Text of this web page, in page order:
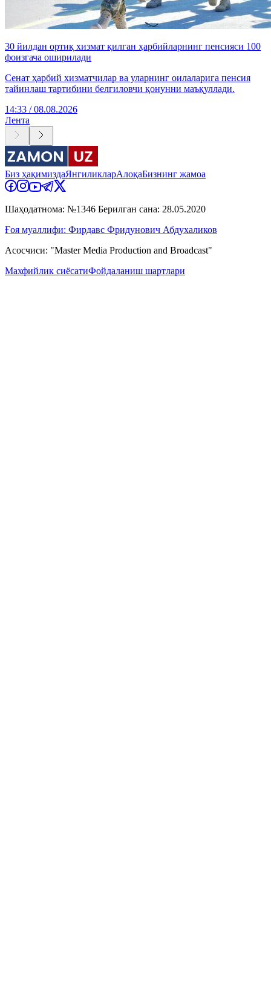
30 йилдан ортиқ хизмат қилган ҳарбийларнинг пенсияси 100
фоизгача оширилади
Сенат ҳарбий хизматчилар ва уларнинг оилаларига пенсия
тайинлаш тартибини белгиловчи қонунни маъқуллади.
14:33 / 08.08.2026
Лента
Биз ҳақимиздаЯнгиликларАлоқаБизнинг жамоа
Шаҳодатнома: №1346 Берилган сана: 28.05.2020
Ғоя муаллифи: Фирдавс Фридунович Абдухаликов
Асосчиси: "Master Media Production and Broadcast"
Махфийлик сиёсатиФойдаланиш шартлари